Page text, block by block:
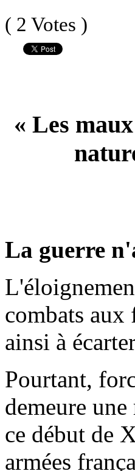
( 2 Votes )
« Les
La guerre
combats aux
ainsi à
Pourtant,
demeure
ce début de
armées